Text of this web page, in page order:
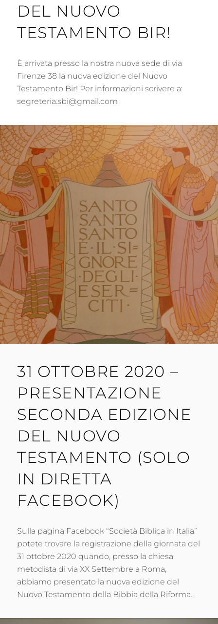
DEL NUOVO
TESTAMENTO BIR!
È arrivata presso la nostra nuova sede di via
Firenze 38 la nuova edizione del Nuovo
Testamento Bir! Per informazioni scrivere a:
segreteria.sbi@gmail.com
31 OTTOBRE 2020 –
PRESENTAZIONE
SECONDA EDIZIONE
DEL NUOVO
TESTAMENTO (SOLO
IN DIRETTA
FACEBOOK)
Sulla pagina Facebook “Società Biblica in Italia”
potete trovare la registrazione della giornata del
31 ottobre 2020 quando, presso la chiesa
metodista di via XX Settembre a Roma,
abbiamo presentato la nuova edizione del
Nuovo Testamento della Bibbia della Riforma.